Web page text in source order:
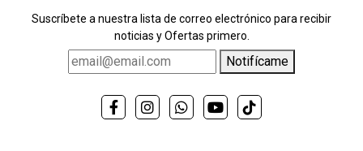
Suscríbete a nuestra lista de correo electrónico para recibir
noticias y Ofertas primero.
Notifícame